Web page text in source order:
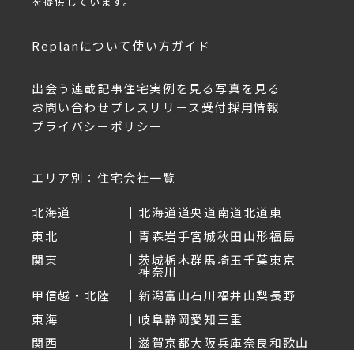
Replanについて使い方ガイド
出会う 連載記事住宅実例を見る写真を見る
お問い合わせ プレスリリース受付採用情報
プライバシーポリシー
エリア別：住宅会社一覧
北海道 北海道道央道南道北道東
東北
青森岩手宮城秋田山形福島
関東
茨城栃木群馬埼玉千葉東京
神奈川
甲信越・北陸
新潟富山石川福井山梨長野
東海
岐阜静岡愛知三重
関西
滋賀京都大阪兵庫奈良和歌山